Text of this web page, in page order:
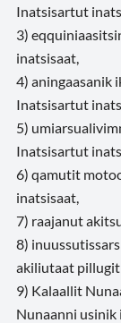
Inatsisartut
3)
inatsisaat,
4) aningaasanik
Inatsisartut
5)
Inatsisartut
6) qamutit
inatsisaat,
7) raajanut
8)
akiliutaat
9) Kalaallit
Nunaanni